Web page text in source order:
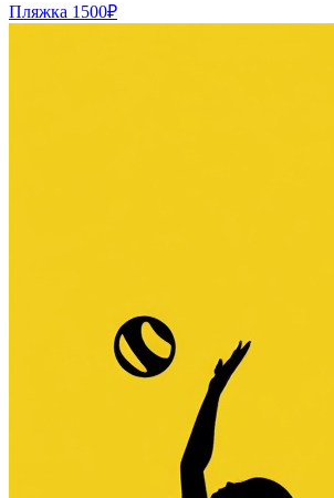
Пляжка 1500₽